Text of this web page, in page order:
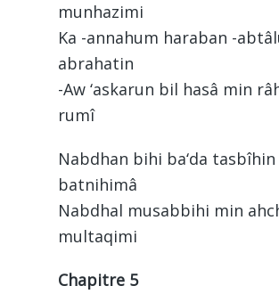
munhazimi
Ka -annahum haraban -
abrahatin
-Aw ‘askarun bil hasâ min
rumî
Nabdhan bihi ba‘da
batnihimâ
Nabdhal musabbihi min
multaqimi
Chapitre 5